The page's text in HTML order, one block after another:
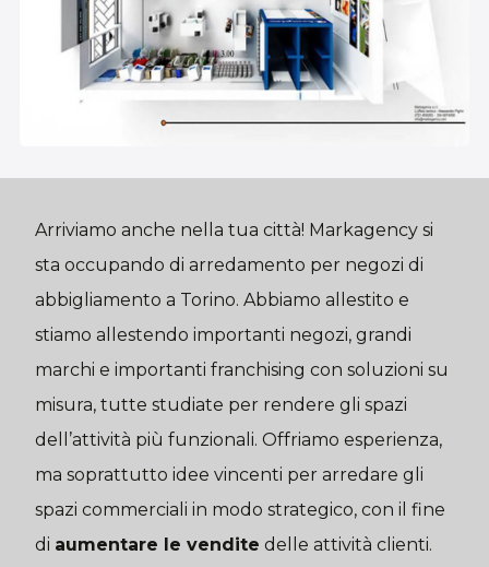
Arriviamo anche nella tua città! Markagency si
sta occupando di arredamento per negozi di
abbigliamento a Torino. Abbiamo allestito e
stiamo allestendo importanti negozi, grandi
marchi e importanti franchising con soluzioni su
misura, tutte studiate per rendere gli spazi
dell’attività più funzionali. Offriamo esperienza,
ma soprattutto idee vincenti per arredare gli
spazi commerciali in modo strategico, con il fine
di aumentare le vendite delle attività clienti.